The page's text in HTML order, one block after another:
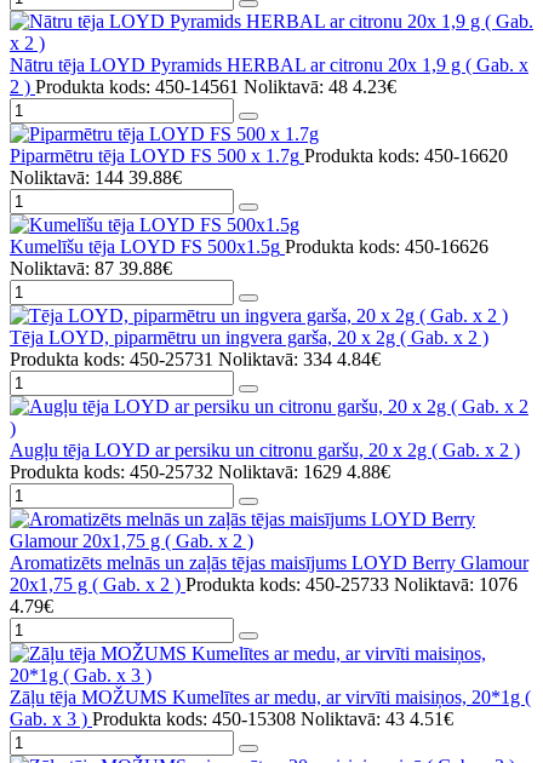
Nātru tēja LOYD Pyramids HERBAL ar citronu 20x 1,9 g ( Gab. x
2 ) Produkta kods: 450-14561 Noliktavā: 48 4.23€
Piparmētru tēja LOYD FS 500 x 1.7g Produkta kods: 450-16620
Noliktavā: 144 39.88€
Kumelīšu tēja LOYD FS 500x1.5g Produkta kods: 450-16626
Noliktavā: 87 39.88€
Tēja LOYD, piparmētru un ingvera garša, 20 x 2g ( Gab. x 2 )
Produkta kods: 450-25731 Noliktavā: 334 4.84€
Augļu tēja LOYD ar persiku un citronu garšu, 20 x 2g ( Gab. x 2 )
Produkta kods: 450-25732 Noliktavā: 1629 4.88€
Aromatizēts melnās un zaļās tējas maisījums LOYD Berry Glamour
20x1,75 g ( Gab. x 2 ) Produkta kods: 450-25733 Noliktavā: 1076
4.79€
Zāļu tēja MOŽUMS Kumelītes ar medu, ar virvīti maisiņos, 20*1g (
Gab. x 3 ) Produkta kods: 450-15308 Noliktavā: 43 4.51€